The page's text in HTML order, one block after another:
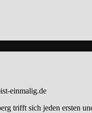
einmalig.de
trifft sich jeden ersten